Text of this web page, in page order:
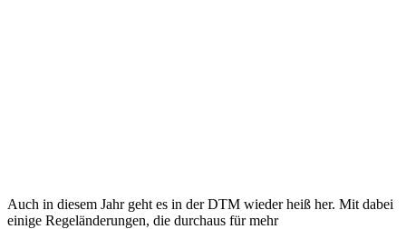
Auch in diesem Jahr geht es in der DTM wieder heiß her. Mit dabei
einige Regeländerungen, die durchaus für mehr